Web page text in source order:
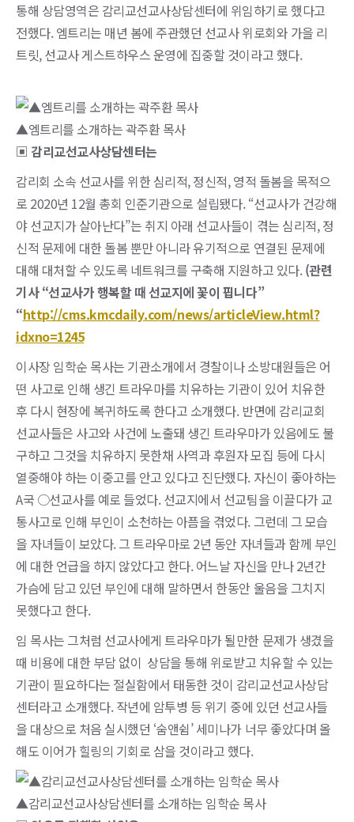
통해 상담영역은 감리교선교사상담센터에 위임하기로 했다고
전했다. 엠트리는 매년 봄에 주관했던 선교사 위로회와 가을 리
트릿, 선교사 게스트하우스 운영에 집중할 것이라고 했다.
▲엠트리를 소개하는 곽주환 목사
▣ 감리교선교사상담센터는
감리회 소속 선교사를 위한 심리적, 정신적, 영적 돌봄을 목적으
로 2020년 12월 총회 인준기관으로 설립됐다. “선교사가 건강해
야 선교지가 살아난다”는 취지 아래 선교사들이 겪는 심리적, 정
신적 문제에 대한 돌봄 뿐만 아니라 유기적으로 연결된 문제에
대해 대처할 수 있도록 네트워크를 구축해 지원하고 있다.(관련
기사 “선교사가 행복할 때 선교지에 꽃이 핍니다”
“http://cms.kmcdaily.com/news/articleView.html?
idxno=1245
이사장 임학순 목사는 기관소개에서 경찰이나 소방대원들은 어
떤 사고로 인해 생긴 트라우마를 치유하는 기관이 있어 치유한
후 다시 현장에 복귀하도록 한다고 소개했다. 반면에 감리교회
선교사들은 사고와 사건에 노출돼 생긴 트라우마가 있음에도 불
구하고 그것을 치유하지 못한채 사역과 후원자 모집 등에 다시
열중해야 하는 이중고를 안고 있다고 진단했다. 자신이 좋아하는
A국 ○선교사를 예로 들었다. 선교지에서 선교팀을 이끌다가 교
통사고로 인해 부인이 소천하는 아픔을 겪었다. 그런데 그 모습
을 자녀들이 보았다. 그 트라우마로 2년 동안 자녀들과 함께 부인
에 대한 언급을 하지 않았다고 한다. 어느날 자신을 만나 2년간
가슴에 담고 있던 부인에 대해 말하면서 한동안 울음을 그치지
못했다고 한다.
임 목사는 그처럼 선교사에게 트라우마가 될만한 문제가 생겼을
때 비용에 대한 부담 없이 상담을 통해 위로받고 치유할 수 있는
기관이 필요하다는 절실함에서 태동한 것이 감리교선교사상담
센터라고 소개했다. 작년에 암투병 등 위기 중에 있던 선교사들
을 대상으로 처음 실시했던 ‘숨앤쉼’ 세미나가 너무 좋았다며 올
해도 이어가 힐링의 기회로 삼을 것이라고 했다.
▲감리교선교사상담센터를 소개하는 임학순 목사